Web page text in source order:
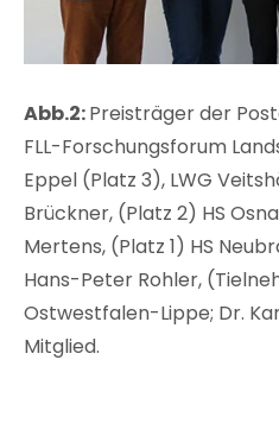
Abb.2:Preisträger der
FLL-Forschungsforum
Eppel (Platz 3), LWG
Brückner, (Platz 2) HS
Mertens, (Platz 1) HS
Hans-Peter Rohler,
Ostwestfalen-Lippe; Dr.
Mitglied.